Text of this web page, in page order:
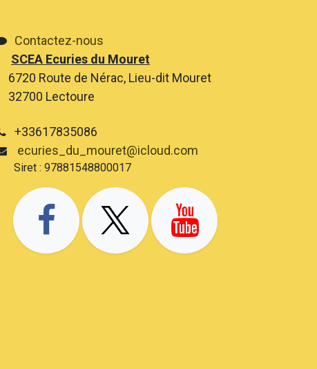
Contactez-nous
SCEA Ecuries du Mouret
6720 Route de Nérac, Lieu-dit Mouret
32700 Lectoure
+33617835086
ecuries_du_mouret@icloud.com
Siret : 97881548800017